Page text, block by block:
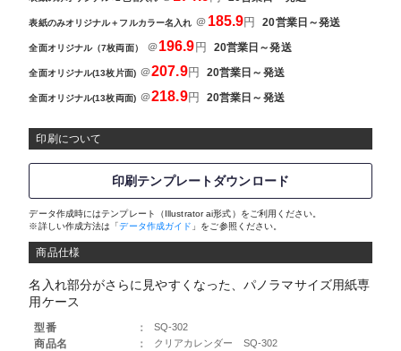
表紙のみオリジナル＋フルカラー名入れ ＠ 185.9円20営業日～発送
全面オリジナル（7枚両面） ＠196.9円 20営業日～発送
全面オリジナル(13枚片面) ＠207.9円 20営業日～発送
全面オリジナル(13枚両面) ＠218.9円 20営業日～発送
印刷について
印刷テンプレートダウンロード
データ作成時にはテンプレート（Illustrator ai形式）をご利用ください。
※詳しい作成方法は「データ作成ガイド 」をご参照ください。
商品仕様
名入れ部分がさらに見やすくなった、パノラマサイズ用紙専
用ケース
型番 ： SQ-302
商品名 ： クリアカレンダー SQ-302